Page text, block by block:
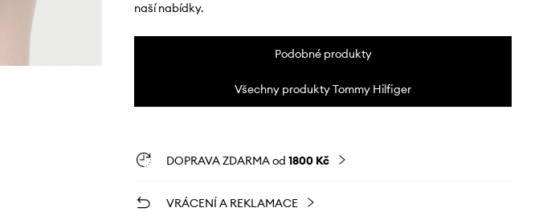
naší nabídky.
Podobné produkty
Všechny produkty Tommy Hilfiger
DOPRAVA ZDARMA od 1800 Kč
VRÁCENÍ A REKLAMACE